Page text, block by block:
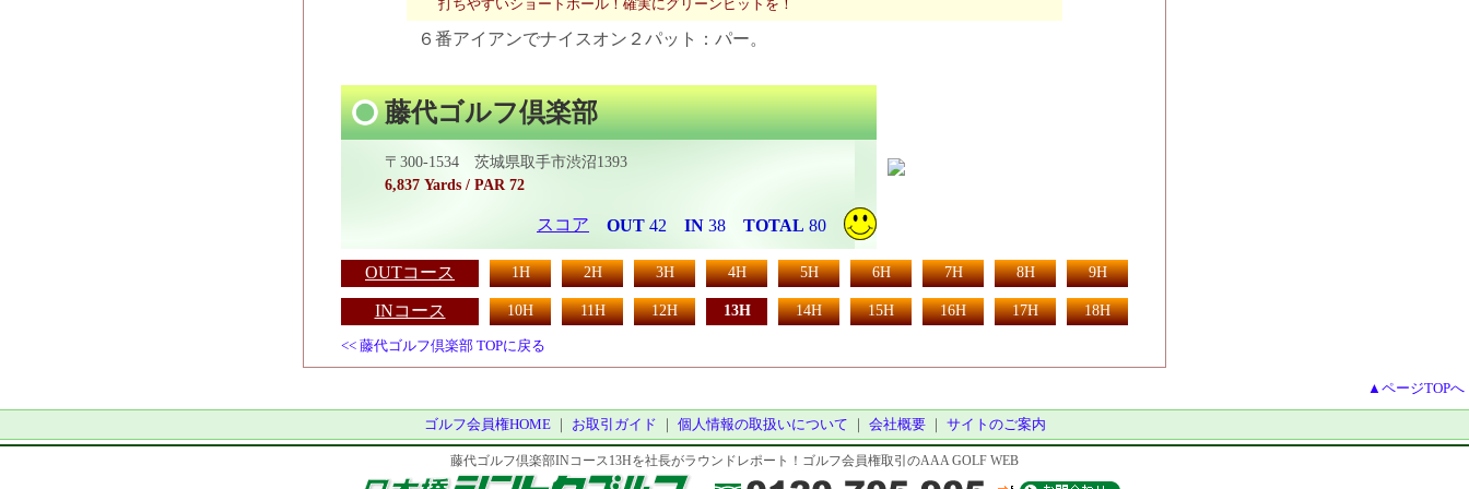
打ちやすいショートホール！確実にグリーンヒットを！
６番アイアンでナイスオン２パット：パー。
藤代ゴルフ倶楽部
〒300-1534 茨城県取手市渋沼1393
6,837 Yards / PAR 72
スコア OUT 42 IN 38 TOTAL 80
OUTコース 1H 2H 3H 4H 5H 6H 7H 8H 9H
INコース 10H 11H 12H 13H 14H 15H 16H 17H 18H
<< 藤代ゴルフ倶楽部 TOPに戻る
▲ページTOPへ
ゴルフ会員権HOME｜ お取引ガイド ｜ 個人情報の取扱いについて ｜ 会社概要｜ サイトのご案内
藤代ゴルフ倶楽部INコース13Hを社長がラウンドレポート！ゴルフ会員権取引のAAA GOLF WEB